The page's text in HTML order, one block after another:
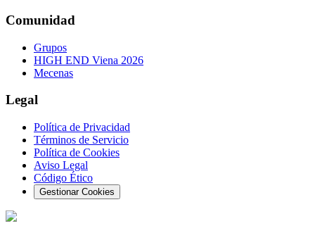
Comunidad
Grupos
HIGH END Viena 2026
Mecenas
Legal
Política de Privacidad
Términos de Servicio
Política de Cookies
Aviso Legal
Código Ético
Gestionar Cookies